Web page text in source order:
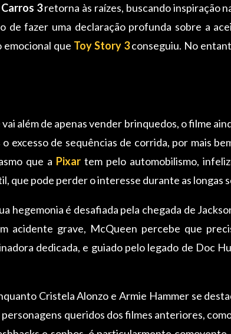
Carros 3retorna às raízes, buscando inspiração
fazer uma declaração profunda sobre a
emocional que Toy Story 3conseguiu. No
além de apenas vender brinquedos, o filme
excesso de sequências de corrida, por mais
que a Pixartem pelo automobilismo,
que pode perder o interesse durante as longas
hegemonia é desafiada pela chegada de
acidente grave, McQueen percebe que
dedicada, e guiado pelo legado de Doc
Cristela Alonzo e Armie Hammer se
queridos dos filmes anteriores,